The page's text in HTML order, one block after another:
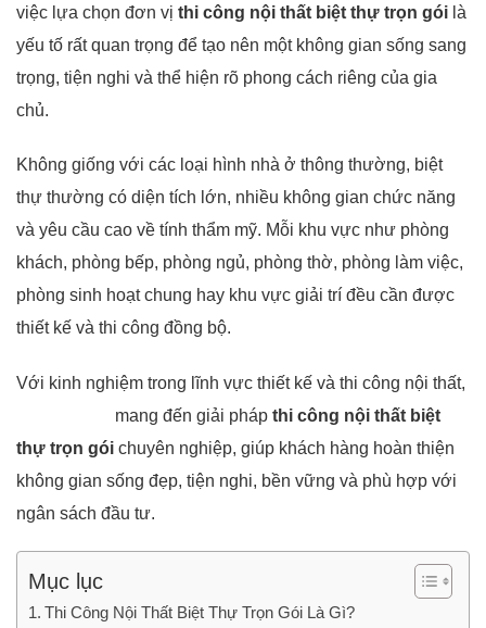
việc lựa chọn đơn vị thi công nội thất biệt thự trọn gói là
yếu tố rất quan trọng để tạo nên một không gian sống sang
trọng, tiện nghi và thể hiện rõ phong cách riêng của gia
chủ.
Không giống với các loại hình nhà ở thông thường, biệt
thự thường có diện tích lớn, nhiều không gian chức năng
và yêu cầu cao về tính thẩm mỹ. Mỗi khu vực như phòng
khách, phòng bếp, phòng ngủ, phòng thờ, phòng làm việc,
phòng sinh hoạt chung hay khu vực giải trí đều cần được
thiết kế và thi công đồng bộ.
Với kinh nghiệm trong lĩnh vực thiết kế và thi công nội thất,
mang đến giải pháp thi công nội thất biệt
thự trọn gói chuyên nghiệp, giúp khách hàng hoàn thiện
không gian sống đẹp, tiện nghi, bền vững và phù hợp với
ngân sách đầu tư.
Mục lục
Thi Công Nội Thất Biệt Thự Trọn Gói Là Gì?